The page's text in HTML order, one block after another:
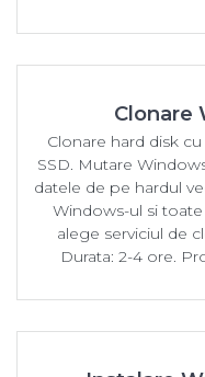
Clonare
Clonare hard disk
SSD. Mutare
datele de pe hardul
Windows-ul si
alege serviciul de
Durata: 2-4 ore.